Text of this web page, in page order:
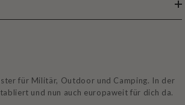
für Militär, Outdoor und Camping. In der
und nun auch europaweit für dich da.